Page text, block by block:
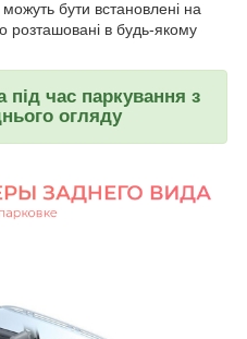
бути встановлені на
розташовані в будь-якому
час паркування з
огляду